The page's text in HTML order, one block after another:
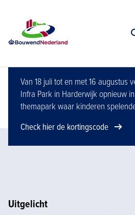
JIJ Bouwt de
kinderen bouwen,
en beleven
Van 18 juli tot en met 16 augustus
Infra Park in Harderwijk opnieuw
themapark waar kinderen
Check hier de kortingscode
Uitgelicht